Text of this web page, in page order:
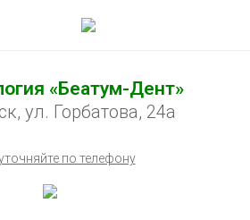
«Беатум-Дент»
ул. Горбатова, 24а
по телефону